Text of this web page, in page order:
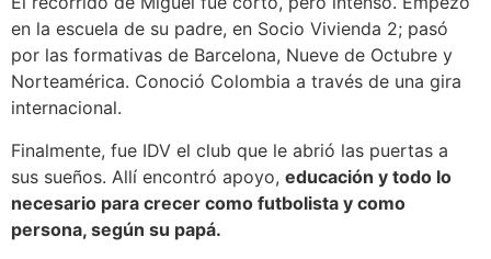
en la escuela de su padre, en Socio Vivienda 2; pasó
por las formativas de Barcelona, Nueve de Octubre y
Norteamérica. Conoció Colombia a través de una gira
internacional.
Finalmente, fue IDV el club que le abrió las puertas a
sus sueños. Allí encontró apoyo, educación y todo lo
necesario para crecer como futbolista y como
persona, según su papá.